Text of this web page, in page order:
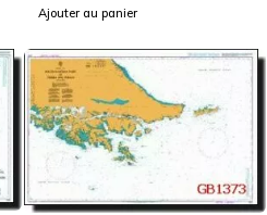
Ajouter au panier